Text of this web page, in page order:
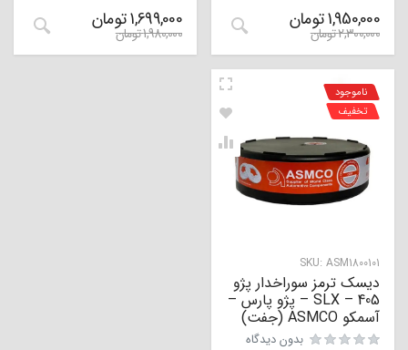
مشتری
1,950,000تومان
2,300,000تومان
1,699,000تومان
1,980,000تومان
SKU: ASM1800101
ناموجود
تخفیف
دیسک ترمز سوراخدار پژو
405 – SLX – پژو پارس –
آسمکو ASMCO (جفت)
بدون دیدگاه